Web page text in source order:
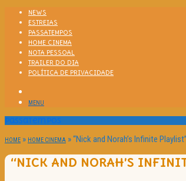
NEWS
ESTREIAS
PASSATEMPOS
HOME CINEMA
NOTA PESSOAL
TRAILER DO DIA
POLÍTICA DE PRIVACIDADE
MENU
Passatempos
HOME » HOME CINEMA »“Nick and Norah’s Infinite
“NICK AND NORAH’S